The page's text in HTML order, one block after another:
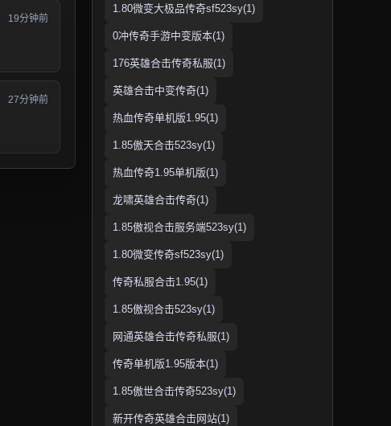
19分钟前
27分钟前
1.80微变大极品传奇sf523sy(1)
0冲传奇手游中变版本(1)
176英雄合击传奇私服(1)
英雄合击中变传奇(1)
热血传奇单机版1.95(1)
1.85傲天合击523sy(1)
热血传奇1.95单机版(1)
龙啸英雄合击传奇(1)
1.85傲视合击服务端523sy(1)
1.80微变传奇sf523sy(1)
传奇私服合击1.95(1)
1.85傲视合击523sy(1)
网通英雄合击传奇私服(1)
传奇单机版1.95版本(1)
1.85傲世合击传奇523sy(1)
新开传奇英雄合击网站(1)